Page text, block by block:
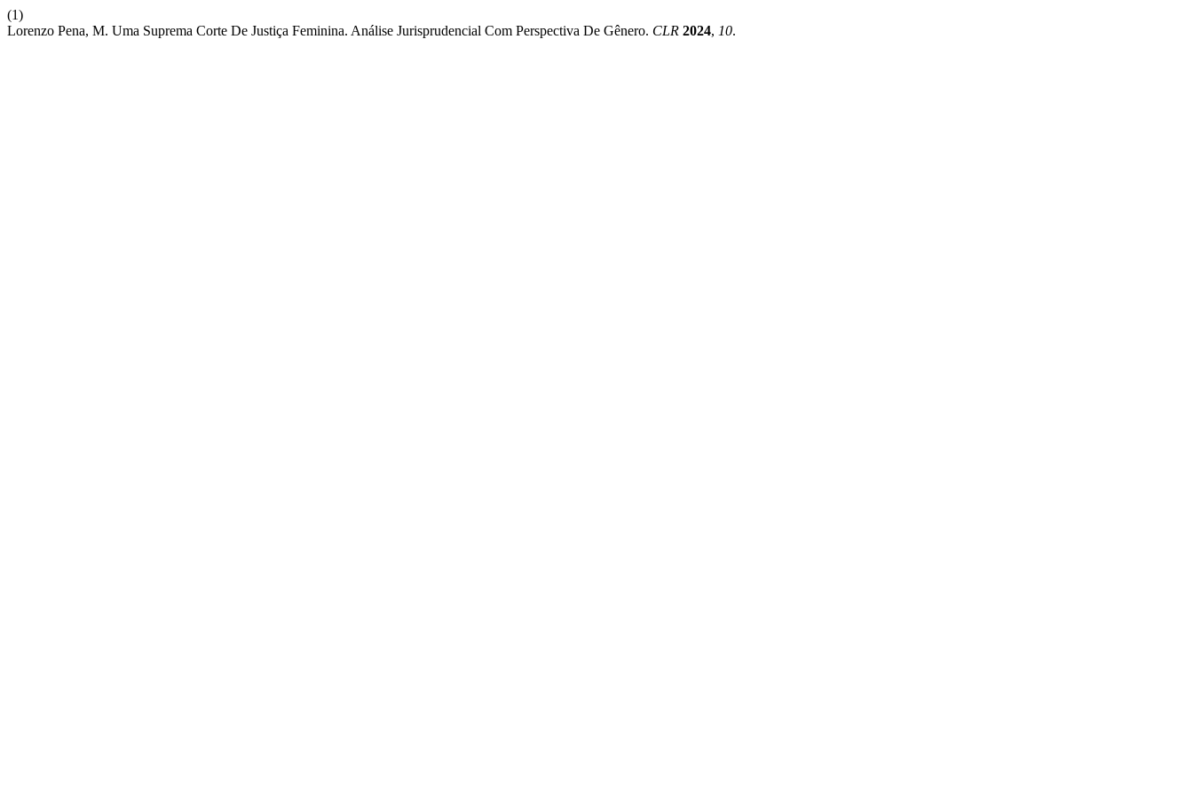
(1)
Lorenzo Pena, M. Uma Suprema Corte De Justiça Feminina. Análise Jurisprudencial Com Perspectiva De Gênero. CLR 2024, 10.